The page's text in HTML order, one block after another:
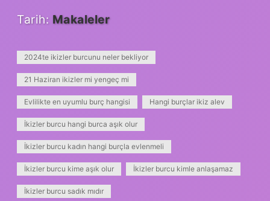
Tarih: Makaleler
2024te ikizler burcunu neler bekliyor
21 Haziran ikizler mi yengeç mi
Evlilikte en uyumlu burç hangisi Hangi burçlar ikiz alev
İkizler burcu hangi burca aşık olur
İkizler burcu kadın hangi burçla evlenmeli
İkizler burcu kime aşık olur İkizler burcu kimle anlaşamaz
İkizler burcu sadık mıdır